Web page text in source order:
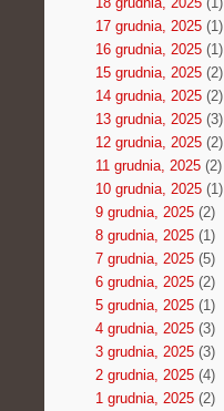
17 grudnia, 2025(1)
16 grudnia, 2025(1)
15 grudnia, 2025(2)
14 grudnia, 2025(2)
13 grudnia, 2025(3)
12 grudnia, 2025(2)
11 grudnia, 2025(2)
10 grudnia, 2025(1)
9 grudnia, 2025(2)
8 grudnia, 2025(1)
7 grudnia, 2025(5)
6 grudnia, 2025(2)
5 grudnia, 2025(1)
4 grudnia, 2025(3)
3 grudnia, 2025(3)
2 grudnia, 2025(4)
1 grudnia, 2025(2)